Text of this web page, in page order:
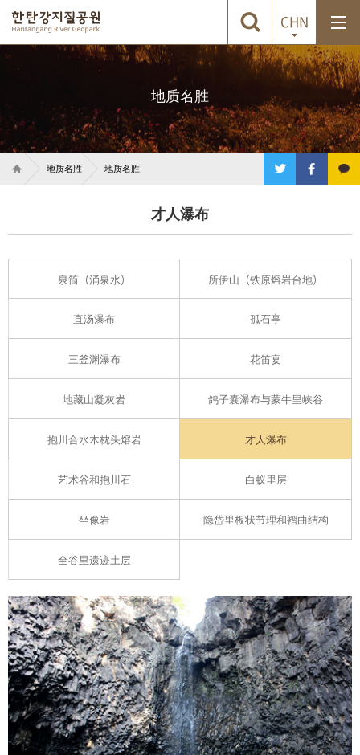
CHN
地质名胜
地质名胜 地质名胜
才人瀑布
泉筒（涌泉水） 所伊山（铁原熔岩台地）
直汤瀑布 孤石亭
三釜渊瀑布 花笛宴
地藏山凝灰岩 鸽子囊瀑布与蒙牛里峡谷
抱川合水木枕头熔岩 才人瀑布
艺术谷和抱川石 白蚁里层
坐像岩 隐岱里板状节理和褶曲结构
全谷里遗迹土层